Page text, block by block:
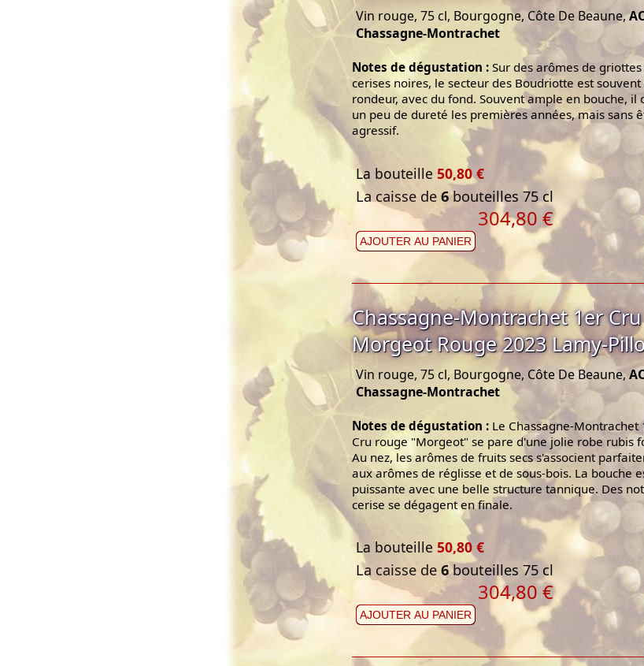
Vin rouge, 75 cl, Bourgogne, Côte De Beaune,
Chassagne-Montrachet
Notes de dégustation : Sur des arômes de
cerises noires, le secteur des Boudriotte est souvent
rondeur, avec du fond. Souvent ample en bouche, il
un peu de dureté les premières années, mais sans
agressif.
La bouteille 50,80 €
La caisse de 6bouteilles 75 cl
304,80 €
AJOUTER AU PANIER
Chassagne-Montrachet 1er Cru
Morgeot Rouge 2023 Lamy-
Vin rouge, 75 cl, Bourgogne, Côte De Beaune,
Chassagne-Montrachet
Notes de dégustation : Le Chassagne-Montrachet
Cru rouge "Morgeot" se pare d'une jolie robe rubis
Au nez, les arômes de fruits secs s'associent
aux arômes de réglisse et de sous-bois. La bouche
puissante avec une belle structure tannique. Des
cerise se dégagent en finale.
La bouteille 50,80 €
La caisse de 6bouteilles 75 cl
304,80 €
AJOUTER AU PANIER